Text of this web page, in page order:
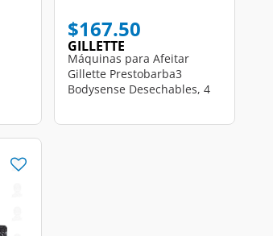
$167.50
GILLETTE
Máquinas para Afeitar
Gillette Prestobarba3
Bodysense Desechables, 4